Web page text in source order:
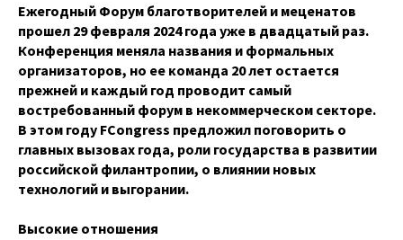
Ежегодный Форум благотворителей и меценатов
прошел 29 февраля 2024 года уже в двадцатый раз.
Конференция меняла названия и формальных
организаторов, но ее команда 20 лет остается
прежней и каждый год проводит самый
востребованный форум в некоммерческом секторе.
В этом году FCongress предложил поговорить о
главных вызовах года, роли государства в развитии
российской филантропии, о влиянии новых
технологий и выгорании.
Высокие отношения